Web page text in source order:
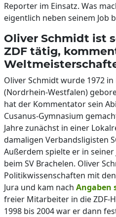
Reporter im Einsatz. Was
eigentlich neben seinem Job
Oliver Schmidt ist
ZDF tätig,
Oliver Schmidt wurde 1972
(Nordrhein-Westfalen)
hat der Kommentator sein
Cusanus-Gymnasium
Jahre zunächst in einer
damaligen Verbandsligisten
Außerdem spielte er in seiner
beim SV Brachelen. Oliver
Politikwissenschaften mit
Jura und kam nach Angaben
freier Mitarbeiter in die ZDF-
1998 bis 2004 war er dann